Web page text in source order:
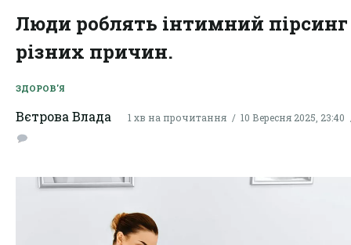
Люди роблять інтимний пірсинг
різних причин.
ЗДОРОВ'Я
Вєтрова Влада 1 хв на прочитання 10 Вересня 2025, 23:40